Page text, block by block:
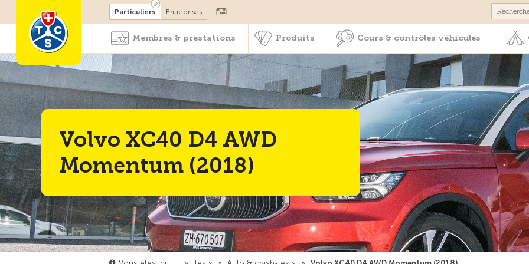
Devenir membre Cours & contrôles
Particuliers Entreprises
Membres & prestations Produits Cours & contrôles véhicules
Volvo XC40 D4 AWD
Momentum (2018)